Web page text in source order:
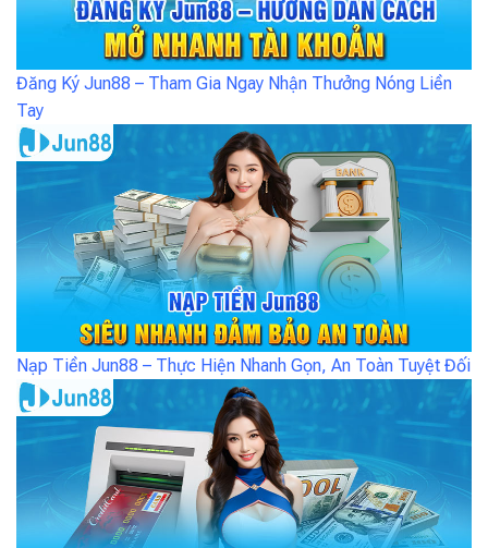
Đăng Ký Jun88 – Tham Gia Ngay Nhận Thưởng Nóng Liền
Tay
Nạp Tiền Jun88 – Thực Hiện Nhanh Gọn, An Toàn Tuyệt Đối